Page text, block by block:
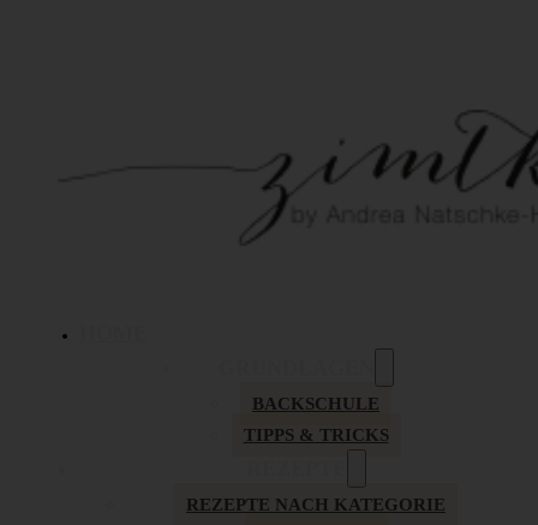
BACKSCHULE
TIPPS & TRICKS
REZEPTE NACH KATEGORIE